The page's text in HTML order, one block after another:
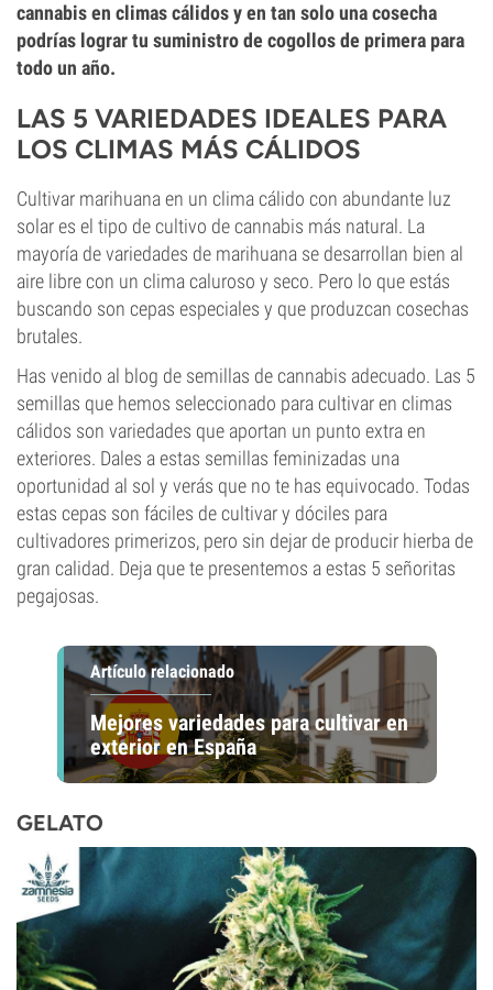
cannabis en climas cálidos y en tan solo una cosecha
podrías lograr tu suministro de cogollos de primera para
todo un año.
LAS 5 VARIEDADES IDEALES PARA
LOS CLIMAS MÁS CÁLIDOS
Cultivar marihuana en un clima cálido con abundante luz
solar es el tipo de cultivo de cannabis más natural. La
mayoría de variedades de marihuana se desarrollan bien al
aire libre con un clima caluroso y seco. Pero lo que estás
buscando son cepas especiales y que produzcan cosechas
brutales.
Has venido al blog de semillas de cannabis adecuado. Las 5
semillas que hemos seleccionado para cultivar en climas
cálidos son variedades que aportan un punto extra en
exteriores. Dales a estas semillas feminizadas una
oportunidad al sol y verás que no te has equivocado. Todas
estas cepas son fáciles de cultivar y dóciles para
cultivadores primerizos, pero sin dejar de producir hierba de
gran calidad. Deja que te presentemos a estas 5 señoritas
pegajosas.
Artículo relacionado
Mejores variedades para cultivar en
exterior en España
GELATO